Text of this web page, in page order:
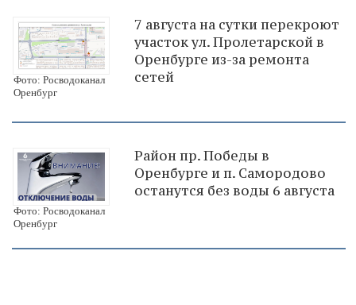
Фото: Росводоканал
Оренбург
7 августа на сутки перекроют
участок ул. Пролетарской в
Оренбурге из-за ремонта
сетей
Фото: Росводоканал
Оренбург
Район пр. Победы в
Оренбурге и п. Самородово
останутся без воды 6 августа